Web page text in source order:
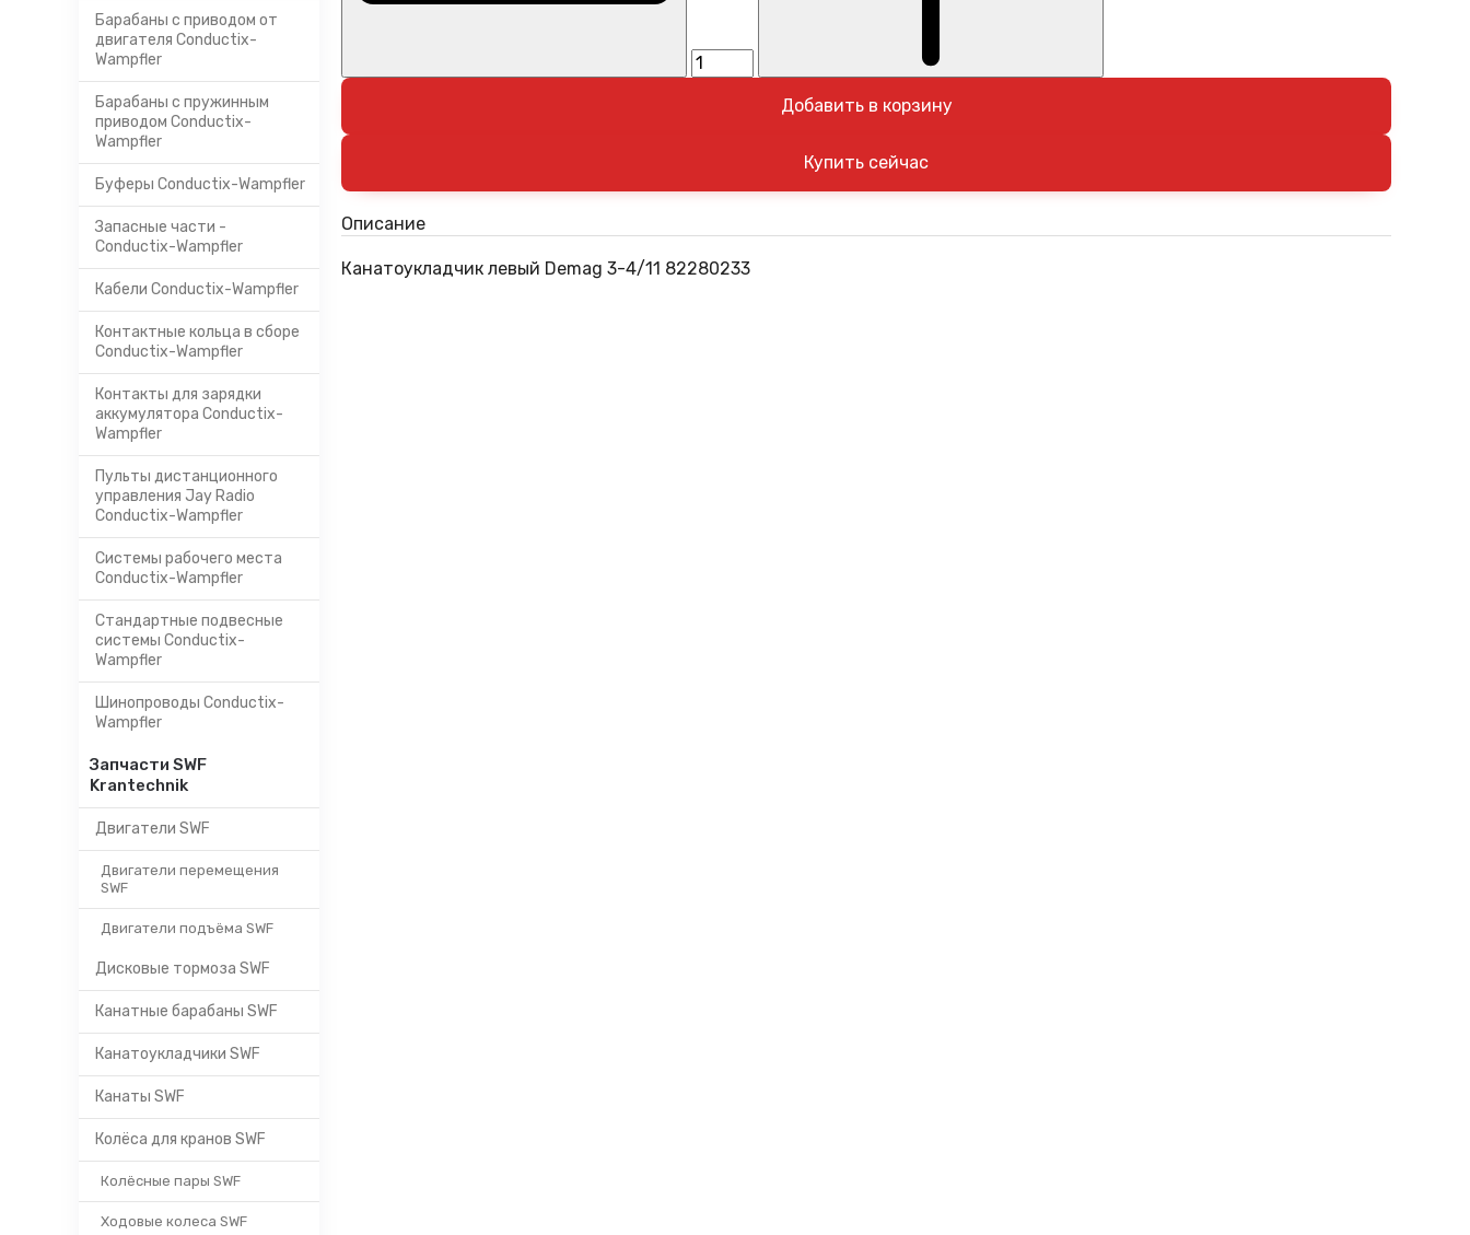
Барабаны с приводом от
двигателя Conductix-
Wampfler
Барабаны с пружинным
приводом Conductix-
Wampfler
Буферы Conductix-Wampfler
Запасные части -
Conductix-Wampfler
Кабели Conductix-Wampfler
Контактные кольца в сборе
Conductix-Wampfler
Контакты для зарядки
аккумулятора Conductix-
Wampfler
Пульты дистанционного
управления Jay Radio
Conductix-Wampfler
Системы рабочего места
Conductix-Wampfler
Стандартные подвесные
системы Conductix-
Wampfler
Шинопроводы Conductix-
Wampfler
Запчасти SWF
Krantechnik
Двигатели SWF
Двигатели перемещения
SWF
Двигатели подъёма SWF
Дисковые тормоза SWF
Канатные барабаны SWF
Канатоукладчики SWF
Канаты SWF
Колёса для кранов SWF
Колёсные пары SWF
Ходовые колеса SWF
Добавить в корзину
Описание
Канатоукладчик левый Demag 3-4/11 82280233